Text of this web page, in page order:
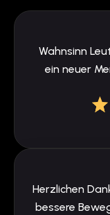
Wahnsinn
ein neuer
Herzlichen
bessere